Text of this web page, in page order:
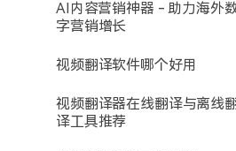
AI内容营销神器 - 助力海外
字营销增长
视频翻译软件哪个好用
视频翻译器在线翻译与离线
译工具推荐